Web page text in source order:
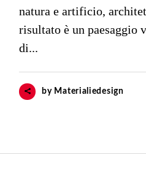
natura e artificio,
risultato è un paesaggio
di...
by Materialiedesign